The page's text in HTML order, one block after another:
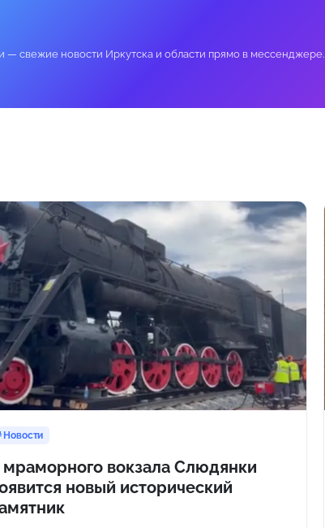
— свежие новости Иркутска и области прямо в мессенджере.
Новости
мраморного вокзала Слюдянки
новый исторический